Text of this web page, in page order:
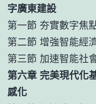
字廣東建設
第一節 夯實數字焦
第二節 增強智能經
第三節 加速智能社
第六章 完美現代化
感化